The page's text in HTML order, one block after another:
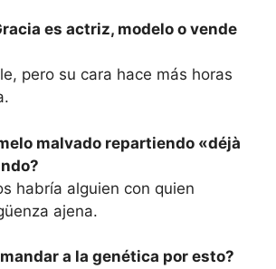
es actriz, modelo o vende
pero su cara hace más horas
malvado repartiendo «déjà
habría alguien con quien
ajena.
a la genética por esto?